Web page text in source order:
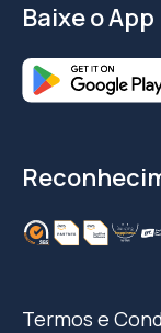
Baixe o App
Termos e